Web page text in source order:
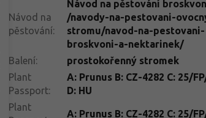
Návod na
pěstování:
Návod na pěstování
/navody-na-pestovani-
stromu/navod-na-pestovani-
broskvoni-a-nektarinek/
Balení:
prostokořenný stromek
Plant
Passport:
A: Prunus B: CZ-4282 C: 25/
D: HU
Plant
A: Prunus B: CZ-4282 C: 25/